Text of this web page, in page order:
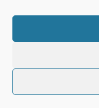
©